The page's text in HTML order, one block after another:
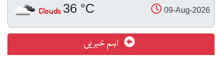
09-Aug-2026
36 °C
Clouds
اہم خبریں